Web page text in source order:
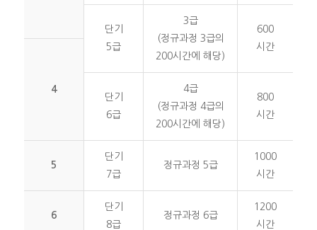
단기
5급
3급
(정규과정 3급의
200시간에 해당)
600
시간
4
단기
6급
4급
(정규과정 4급의
200시간에 해당)
800
시간
5
단기
7급
정규과정 5급
1000
시간
6
단기
8급
정규과정 6급
1200
시간